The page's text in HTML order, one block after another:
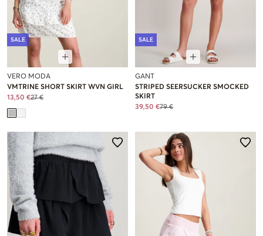
SALE
VERO MODA
VMTRINE SHORT SKIRT WVN GIRL
13,50 €27 €
SALE
GANT
STRIPED SEERSUCKER SMOCKED
SKIRT
39,50 €79 €